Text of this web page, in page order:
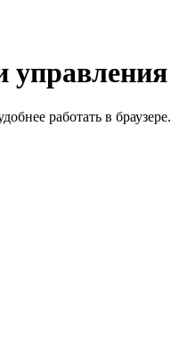
управления
работать в браузере.